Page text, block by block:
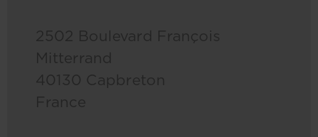
2502 Boulevard François
Mitterrand
40130 Capbreton
France